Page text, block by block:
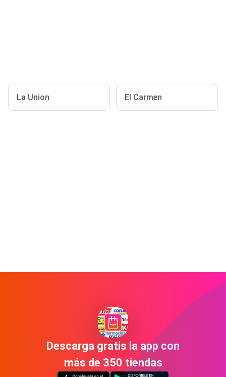
La Union El Carmen
Descarga gratis la app con
más de 350 tiendas